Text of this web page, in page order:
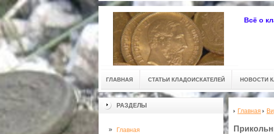
Всё о
ГЛАВНАЯ СТАТЬИ КЛАДОИСКАТЕЛЕЙ НОВОСТИ
РАЗДЕЛЫ
Главная
Главная